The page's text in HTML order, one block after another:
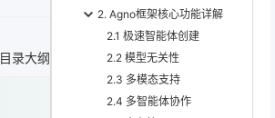
目录大纲 最新文档 知识宇宙
2. Agno框架核心功能详解
2.1 极速智能体创建
2.2 模型无关性
2.3 多模态支持
2.4 多智能体协作